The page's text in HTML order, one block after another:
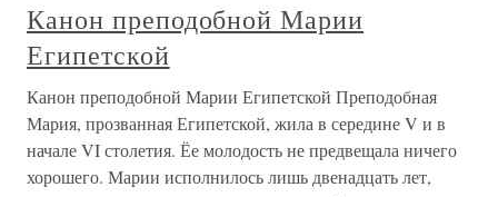
Канон преподобной Марии
Египетской
Канон преподобной Марии Египетской Преподобная
Мария, прозванная Египетской, жила в середине V и в
начале VI столетия. Ёе молодость не предвещала ничего
хорошего. Марии исполнилось лишь двенадцать лет,